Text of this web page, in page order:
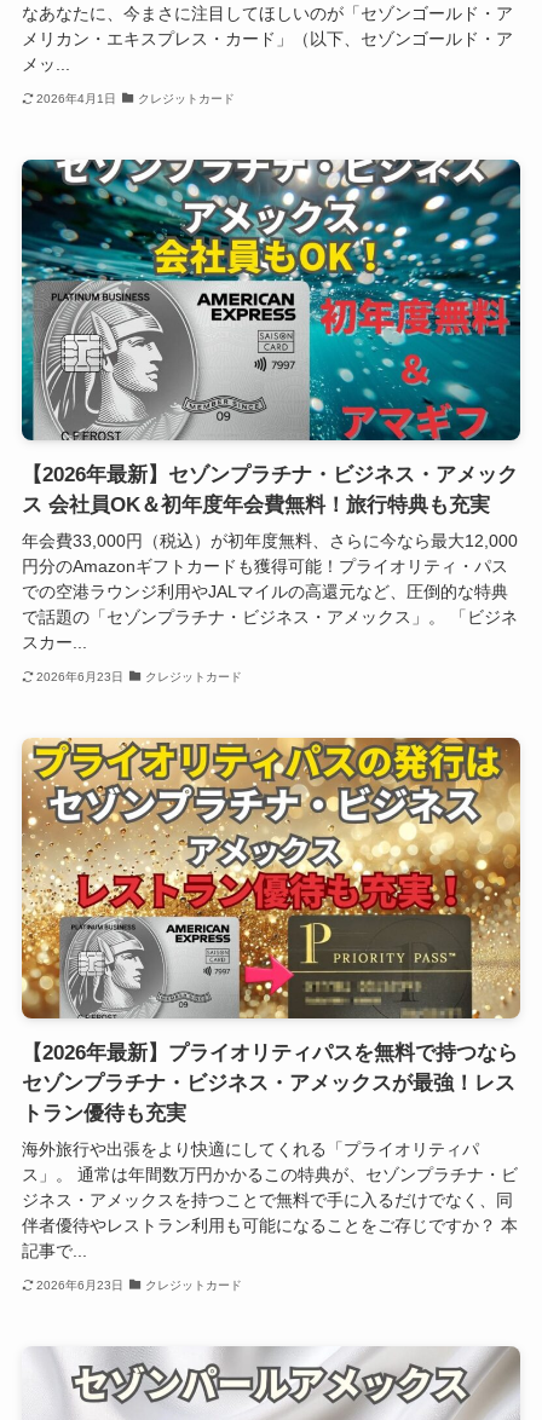
なあなたに、今まさに注目してほしいのが「セゾンゴールド・ア
メリカン・エキスプレス・カード」（以下、セゾンゴールド・ア
メッ...
2026年4月1日 クレジットカード
【2026年最新】セゾンプラチナ・ビジネス・アメック
ス 会社員OK＆初年度年会費無料！旅行特典も充実
年会費33,000円（税込）が初年度無料、さらに今なら最大12,000
円分のAmazonギフトカードも獲得可能！プライオリティ・パス
での空港ラウンジ利用やJALマイルの高還元など、圧倒的な特典
で話題の「セゾンプラチナ・ビジネス・アメックス」。 「ビジネ
スカー...
2026年6月23日 クレジットカード
【2026年最新】プライオリティパスを無料で持つなら
セゾンプラチナ・ビジネス・アメックスが最強！レス
トラン優待も充実
海外旅行や出張をより快適にしてくれる「プライオリティパ
ス」。 通常は年間数万円かかるこの特典が、セゾンプラチナ・ビ
ジネス・アメックスを持つことで無料で手に入るだけでなく、同
伴者優待やレストラン利用も可能になることをご存じですか？ 本
記事で...
2026年6月23日 クレジットカード